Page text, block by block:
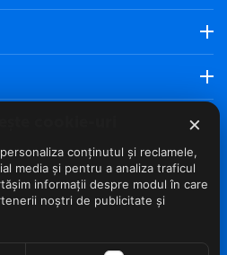
×
conținutul și reclamele,
media și pentru a analiza traficul
informații despre modul în care
noștri de publicitate și